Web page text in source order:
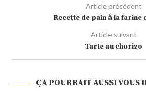
Article précédent
Recette de pain à la farine
Article suivant
Tarte au chorizo
ÇA POURRAIT AUSSI VOUS